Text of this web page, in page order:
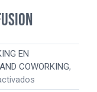
EN
COWORKING,